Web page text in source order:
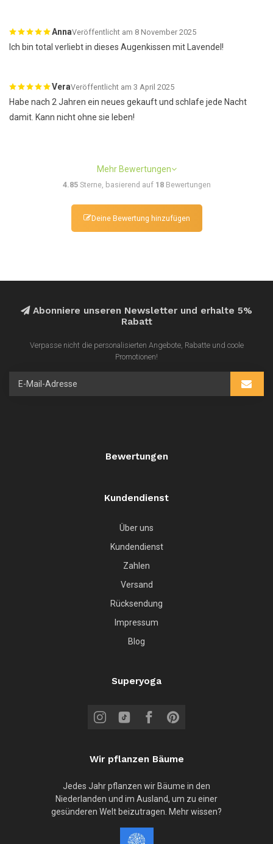
AnnaVeröffentlicht am 8 November 2025
Ich bin total verliebt in dieses Augenkissen mit Lavendel!
VeraVeröffentlicht am 3 April 2025
Habe nach 2 Jahren ein neues gekauft und schlafe jede Nacht
damit. Kann nicht ohne sie leben!
Mehr Bewertungen
4.85Sterne, basierend auf 18Bewertungen
Deine Bewertung hinzufügen
Abonniere unseren Newsletter und erhalte 5%
Rabatt
Verpasse nicht die personalisierten Angebote, Rabatte und coole
Promotionen!
Bewertungen
Kundendienst
Über uns
Kundendienst
Zahlen
Versand
Rücksendung
Impressum
Blog
Superyoga
Wir pflanzen Bäume
Jedes Jahr pflanzen wir Bäume in den
Niederlanden und im Ausland, um zu einer
gesünderen Welt beizutragen. Mehr wissen?